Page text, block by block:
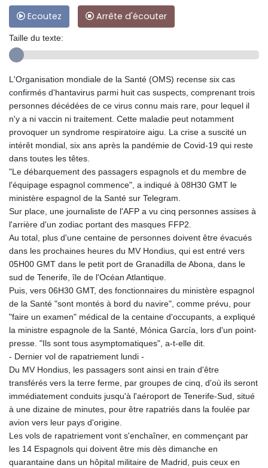
Ecoutez Arrête d'écouter
Taille du texte:
L'Organisation mondiale de la Santé (OMS) recense six cas
confirmés d'hantavirus parmi huit cas suspects, comprenant trois
personnes décédées de ce virus connu mais rare, pour lequel il
n'y a ni vaccin ni traitement. Cette maladie peut notamment
provoquer un syndrome respiratoire aigu. La crise a suscité un
intérêt mondial, six ans après la pandémie de Covid-19 qui reste
dans toutes les têtes.
"Le débarquement des passagers espagnols et du membre de
l'équipage espagnol commence", a indiqué à 08H30 GMT le
ministère espagnol de la Santé sur Telegram.
Sur place, une journaliste de l'AFP a vu cinq personnes assises à
l'arrière d'un zodiac portant des masques FFP2.
Au total, plus d'une centaine de personnes doivent être évacués
dans les prochaines heures du MV Hondius, qui est entré vers
05H00 GMT dans le petit port de Granadilla de Abona, dans le
sud de Tenerife, île de l'Océan Atlantique.
Puis, vers 06H30 GMT, des fonctionnaires du ministère espagnol
de la Santé "sont montés à bord du navire", comme prévu, pour
"faire un examen" médical de la centaine d'occupants, a expliqué
la ministre espagnole de la Santé, Mónica García, lors d'un point-
presse. "Ils sont tous asymptomatiques", a-t-elle dit.
- Dernier vol de rapatriement lundi -
Du MV Hondius, les passagers sont ainsi en train d'être
transférés vers la terre ferme, par groupes de cinq, d'où ils seront
immédiatement conduits jusqu'à l'aéroport de Tenerife-Sud, situé
à une dizaine de minutes, pour être rapatriés dans la foulée par
avion vers leur pays d'origine.
Les vols de rapatriement vont s'enchaîner, en commençant par
les 14 Espagnols qui doivent être mis dès dimanche en
quarantaine dans un hôpital militaire de Madrid, puis ceux en